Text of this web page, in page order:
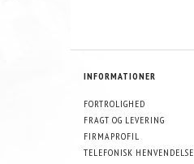
INFORMATIONER
FORTROLIGHED
FRAGT OG LEVERING
FIRMAPROFIL
TELEFONISK HENVENDELSE